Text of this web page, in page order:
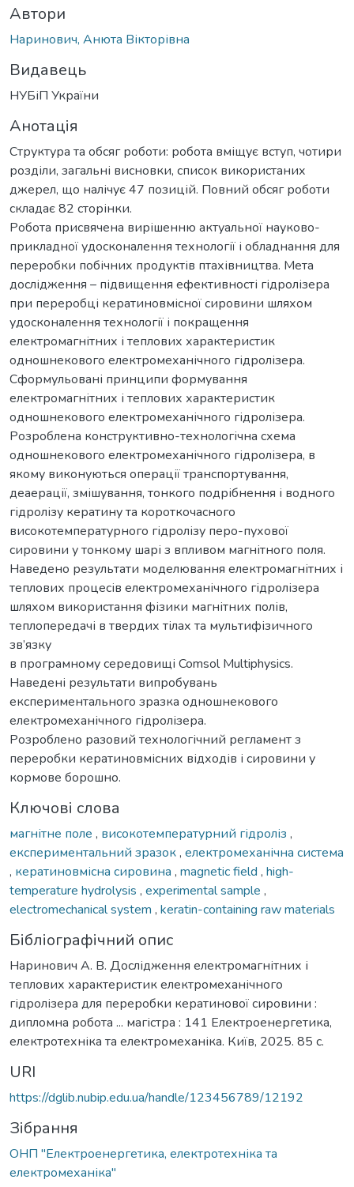
Автори
Наринович, Анюта Вікторівна
Видавець
НУБіП України
Анотація
Структура та обсяг роботи: робота вміщує вступ, чотири
розділи, загальні висновки, список використаних
джерел, що налічує 47 позицій. Повний обсяг роботи
складає 82 сторінки.
Робота присвячена вирішенню актуальної науково-
прикладної удосконалення технології і обладнання для
переробки побічних продуктів птахівництва. Мета
дослідження – підвищення ефективності гідролізера
при переробці кератиновмісної сировини шляхом
удосконалення технології і покращення
електромагнітних і теплових характеристик
одношнекового електромеханічного гідролізера.
Сформульовані принципи формування
електромагнітних і теплових характеристик
одношнекового електромеханічного гідролізера.
Розроблена конструктивно-технологічна схема
одношнекового електромеханічного гідролізера, в
якому виконуються операції транспортування,
деаерації, змішування, тонкого подрібнення і водного
гідролізу кератину та короткочасного
високотемпературного гідролізу перо-пухової
сировини у тонкому шарі з впливом магнітного поля.
Наведено результати моделювання електромагнітних і
теплових процесів електромеханічного гідролізера
шляхом використання фізики магнітних полів,
теплопередачі в твердих тілах та мультифізичного
зв’язку
в програмному середовищі Comsol Multiphysics.
Наведені результати випробувань
експериментального зразка одношнекового
електромеханічного гідролізера.
Розроблено разовий технологічний регламент з
переробки кератиновмісних відходів і сировини у
кормове борошно.
Ключові слова
магнітне поле , високотемпературний гідроліз ,
експериментальний зразок, електромеханічна система
, кератиновмісна сировина , magnetic field , high-
temperature hydrolysis , experimental sample ,
electromechanical system , keratin-containing raw materials
Бібліографічний опис
Наринович А. В. Дослідження електромагнітних і
теплових характеристик електромеханічного
гідролізера для переробки кератинової сировини :
дипломна робота ... магістра : 141 Електроенергетика,
електротехніка та електромеханіка. Київ, 2025. 85 с.
URI
https://dglib.nubip.edu.ua/handle/123456789/12192
Зібрання
ОНП "Електроенергетика, електротехніка та
електромеханіка"